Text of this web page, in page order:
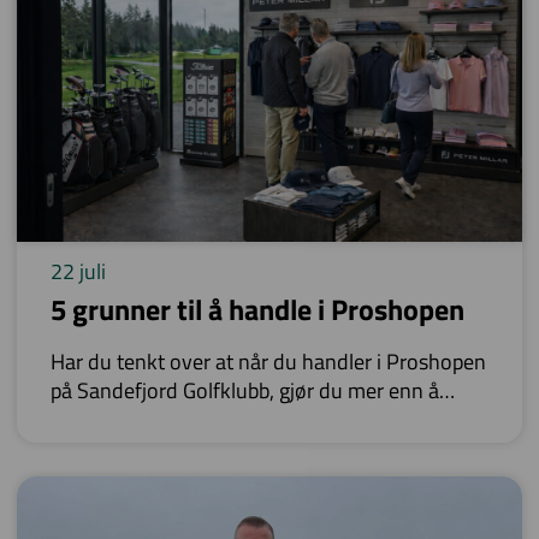
22 juli
5 grunner til å handle i Proshopen
Har du tenkt over at når du handler i Proshopen
på Sandefjord Golfklubb, gjør du mer enn å